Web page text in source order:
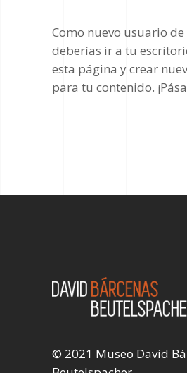
Como nuevo usuario de
deberías ir a tu
esta página y crear
para tu contenido.
© 2021 Museo David